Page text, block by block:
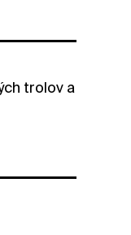
trolov a